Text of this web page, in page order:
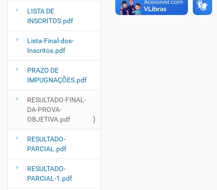
LISTA DE
INSCRITOS.pdf
Lista-Final-dos-
Inscritos.pdf
PRAZO DE
IMPUGNAÇÕES.pdf
RESULTADO-FINAL-
DA-PROVA-
OBJETIVA.pdf
RESULTADO-
PARCIAL.pdf
RESULTADO-
PARCIAL-1.pdf